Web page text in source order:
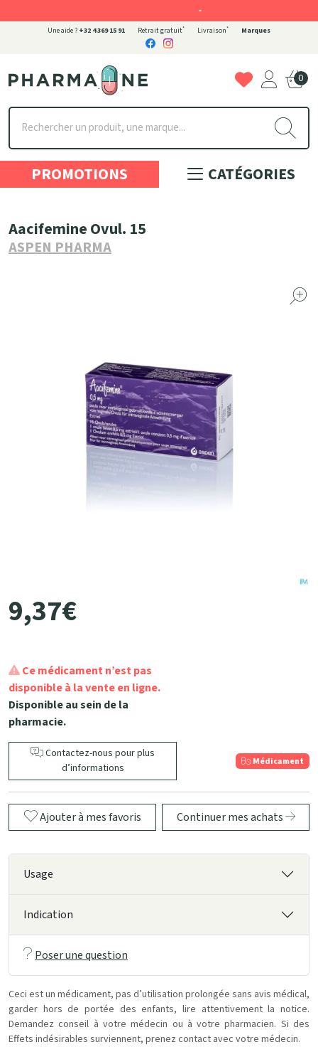
Une aide ? +32 4 369 15 91 Retrait gratuit* Livraison* Marques
Pharmaone Votre pharmacie en ligne à votre service
0
PROMOTIONS CATÉGORIES
Aacifemine Ovul. 15
ASPEN PHARMA
9,37€
Ce médicament n’est pas
disponible à la vente en ligne.
Disponible au sein de la
pharmacie.
Contactez-nous pour plus
d’informations
Médicament
Ajouter à mes favoris Continuer mes achats
Usage
Indication
Poser une question
Ceci est un médicament, pas d’utilisation prolongée sans avis médical,
garder hors de portée des enfants, lire attentivement la notice.
Demandez conseil à votre médecin ou à votre pharmacien. Si des
Effets indésirables surviennent, prenez contact avec votre médecin.